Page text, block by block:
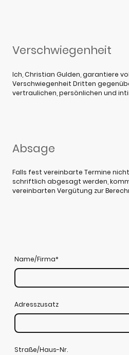
Verschwiegenheit
Ich, Christian Gulden, garantiere
Verschwiegenheit Dritten
vertraulichen, persönlichen und
Absage
Falls fest vereinbarte Termine
schriftlich abgesagt werden,
vereinbarten Vergütung zur
Name/Firma*
Adresszusatz
Straße/Haus-Nr.